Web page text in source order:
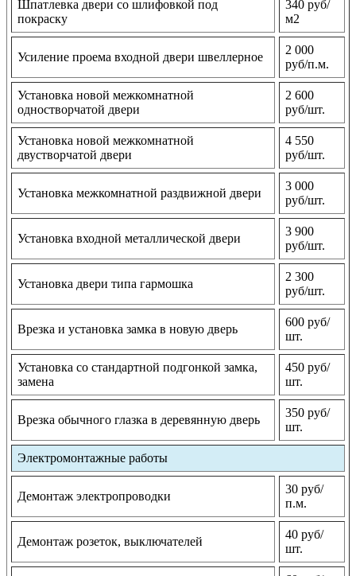
Шпатлевка двери со шлифовкой под
покраску
340 руб/
м2
Усиление проема входной двери швеллерное
2 000
руб/п.м.
Установка новой межкомнатной
одностворчатой двери
2 600
руб/шт.
Установка новой межкомнатной
двустворчатой двери
4 550
руб/шт.
Установка межкомнатной раздвижной двери
3 000
руб/шт.
Установка входной металлической двери
3 900
руб/шт.
Установка двери типа гармошка
2 300
руб/шт.
Врезка и установка замка в новую дверь
600 руб/
шт.
Установка со стандартной подгонкой замка,
замена
450 руб/
шт.
Врезка обычного глазка в деревянную дверь
350 руб/
шт.
Электромонтажные работы
Демонтаж электропроводки
30 руб/
п.м.
Демонтаж розеток, выключателей
40 руб/
шт.